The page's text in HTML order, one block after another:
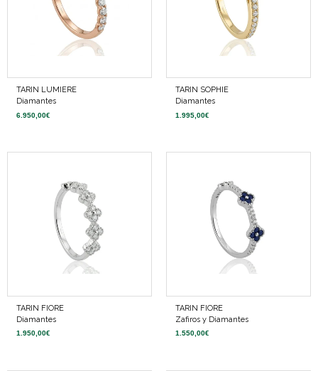
TARIN LUMIERE
Diamantes
6.950,00€
TARIN SOPHIE
Diamantes
1.995,00€
TARIN FIORE
Diamantes
1.950,00€
TARIN FIORE
Zafiros y Diamantes
1.550,00€